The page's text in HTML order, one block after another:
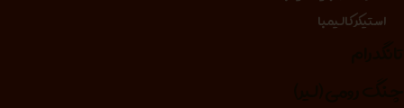
استیکر کالیمبا